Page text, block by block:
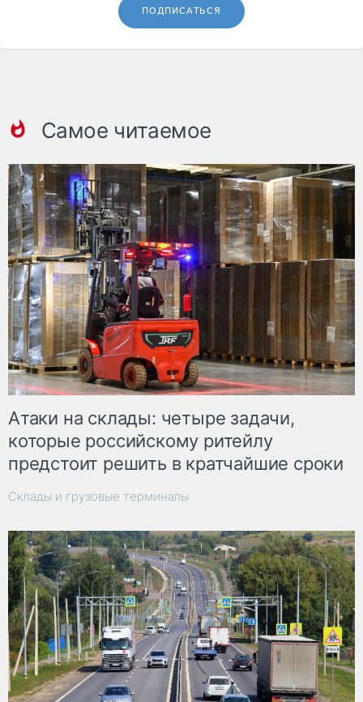
ПОДПИСАТЬСЯ
Самое читаемое
Атаки на склады: четыре задачи,
которые российскому ритейлу
предстоит решить в кратчайшие сроки
Склады и грузовые терминалы